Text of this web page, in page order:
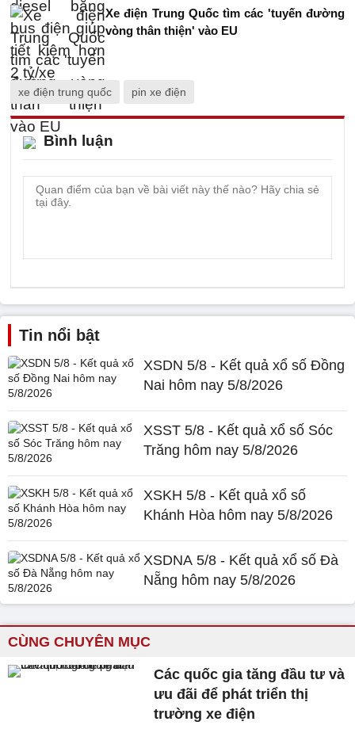
Xe điện Trung Quốc tìm các 'tuyến đường
vòng thân thiện' vào EU
xe điện trung quốc pin xe điện
Bình luận
Tin nổi bật
XSDN 5/8 - Kết quả xổ số Đồng
Nai hôm nay 5/8/2026
XSST 5/8 - Kết quả xổ số Sóc
Trăng hôm nay 5/8/2026
XSKH 5/8 - Kết quả xổ số
Khánh Hòa hôm nay 5/8/2026
XSDNA 5/8 - Kết quả xổ số Đà
Nẵng hôm nay 5/8/2026
CÙNG CHUYÊN MỤC
Các quốc gia tăng đầu tư và
ưu đãi để phát triển thị
trường xe điện